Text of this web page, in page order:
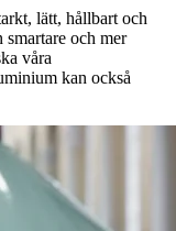
lätt, hållbart och
och mer
våra
kan också